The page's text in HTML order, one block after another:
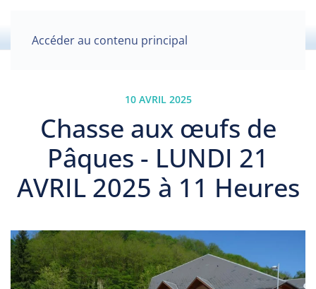
Accéder au contenu principal
10 AVRIL 2025
Chasse aux œufs de
Pâques - LUNDI 21
AVRIL 2025 à 11 Heures